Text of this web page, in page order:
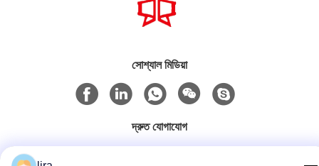
সোশ্যাল মিডিয়া
দ্রুত যোগাযোগ